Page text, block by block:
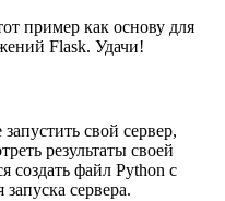
пример как основу для
Flask. Удачи!
свой сервер,
результаты своей
создать файл Python с
сервера.